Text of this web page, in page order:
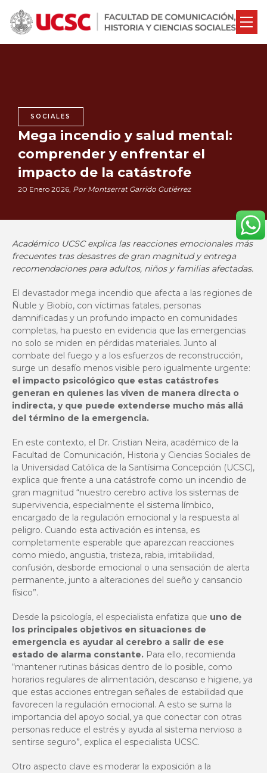
SOCIALES
Mega incendio y salud mental:
comprender y enfrentar el
impacto de la catástrofe
20 Enero 2026, Por Montserrat Garrido Gutiérrez
Académico UCSC explica las reacciones emocionales más
frecuentes tras desastres de gran magnitud y entrega
recomendaciones para adultos, niños y familias afectadas.
El devastador mega incendio que afecta a las regiones de
Ñuble y Biobío, con víctimas fatales, personas
damnificadas y un profundo impacto en comunidades
completas, ha puesto en evidencia que las emergencias
no solo se miden en pérdidas materiales. Junto al
combate del fuego y a los esfuerzos de reconstrucción,
surge un desafío menos visible pero igualmente urgente:
el impacto psicológico que estas catástrofes
generan en quienes las viven de manera directa o
indirecta, y que puede extenderse mucho más allá
del término de la emergencia.
En este contexto, el Dr. Cristian Neira, académico de la
Facultad de Comunicación, Historia y Ciencias Sociales de
la Universidad Católica de la Santísima Concepción (UCSC),
explica que frente a una catástrofe como un incendio de
gran magnitud “nuestro cerebro activa los sistemas de
supervivencia, especialmente el sistema límbico,
encargado de la regulación emocional y la respuesta al
peligro. Cuando esta activación es intensa, es
completamente esperable que aparezcan reacciones
como miedo, angustia, tristeza, rabia, irritabilidad,
confusión, desborde emocional o una sensación de alerta
permanente, junto a alteraciones del sueño y cansancio
físico”.
Desde la psicología, el especialista enfatiza que uno de
los principales objetivos en situaciones de
emergencia es ayudar al cerebro a salir de ese
estado de alarma constante. Para ello, recomienda
“mantener rutinas básicas dentro de lo posible, como
horarios regulares de alimentación, descanso e higiene, ya
que estas acciones entregan señales de estabilidad que
favorecen la regulación emocional. A esto se suma la
importancia del apoyo social, ya que conectar con otras
personas reduce el estrés y ayuda al sistema nervioso a
sentirse seguro”, explica el especialista UCSC.
Otro aspecto clave es moderar la exposición a la